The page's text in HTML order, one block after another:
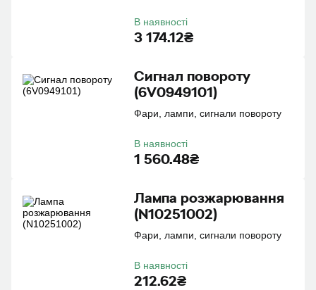
3 174.12₴
В наявності
Сигнал повороту
(6V0949101)
Фари, лампи, сигнали повороту
1 560.48₴
В наявності
Лампа розжарювання
(N10251002)
Фари, лампи, сигнали повороту
212.62₴
В наявності